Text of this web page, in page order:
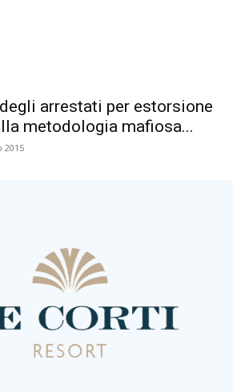
arrestati per estorsione
metodologia mafiosa...
2015